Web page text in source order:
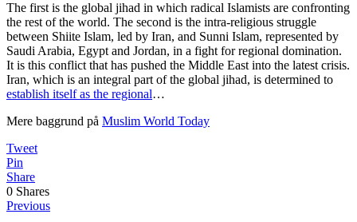
The first is the global jihad in which radical Islamists are confronting
the rest of the world. The second is the intra-religious struggle
between Shiite Islam, led by Iran, and Sunni Islam, represented by
Saudi Arabia, Egypt and Jordan, in a fight for regional domination.
It is this conflict that has pushed the Middle East into the latest crisis.
Iran, which is an integral part of the global jihad, is determined to
establish itself as the regional…
Mere baggrund på Muslim World Today
Tweet
Pin
Share
0 Shares
Previous